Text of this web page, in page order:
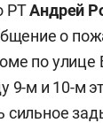
РТАндрей
о
по улице
9-м и 10-м
сильное